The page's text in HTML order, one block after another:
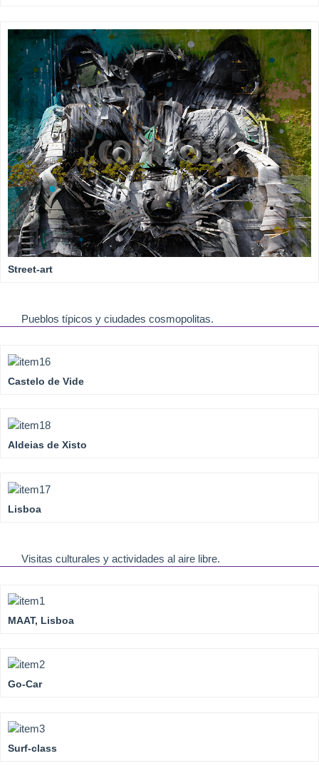
Street-art
Pueblos típicos y ciudades cosmopolitas.
Castelo de Vide
Aldeias de Xisto
Lisboa
Visitas culturales y actividades al aire libre.
MAAT, Lisboa
Go-Car
Surf-class